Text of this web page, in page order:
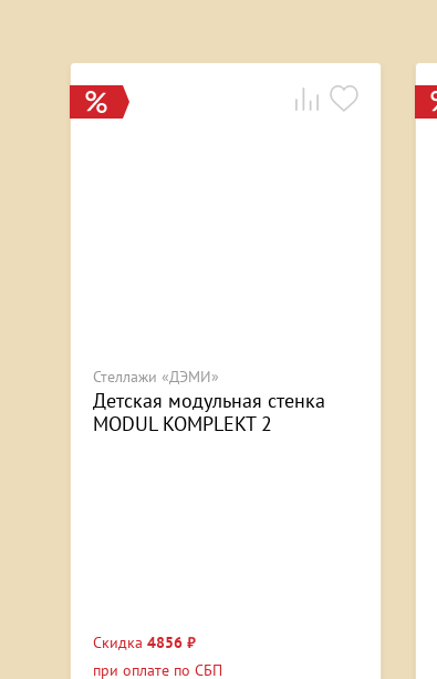
Стеллажи «ДЭМИ»
Детская модульная стенка
MODUL KOMPLEKT 2
Скидка 4856 ₽
при оплате по СБП